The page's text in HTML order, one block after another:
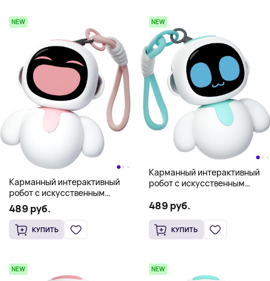
NEW
Карманный интерактивный
робот с искусственным
интеллектом Eiliko ENERGIZE
LAB, розовый
489 руб.
КУПИТЬ
NEW
Карманный интерактивный
робот с искусственным
LAB, голубой
489 руб.
КУПИТЬ
NEW NEW